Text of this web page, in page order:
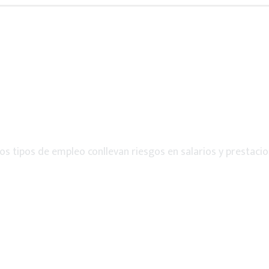
tipos de empleo conllevan riesgos en salarios y